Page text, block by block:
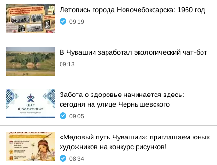
Летопись города Новочебоксарска: 1960 год
09:19
В Чувашии заработал экологический чат-бот
09:13
Забота о здоровье начинается здесь:
сегодня на улице Чернышевского
09:05
«Медовый путь Чувашии»: приглашаем юных
художников на конкурс рисунков!
08:34